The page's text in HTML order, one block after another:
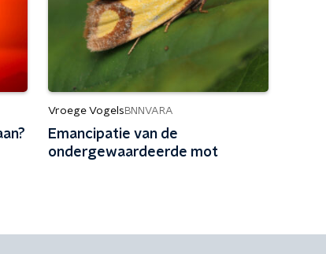
Vroege Vogels BNNVARA
Emancipatie van de
ondergewaardeerde mot